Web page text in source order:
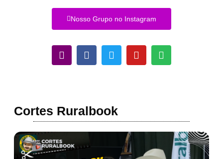
Nosso Grupo no Instagram
Cortes Ruralbook